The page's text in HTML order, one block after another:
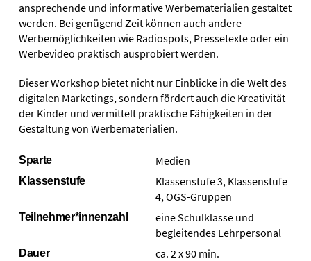
ansprechende und informative Werbematerialien gestaltet
werden. Bei genügend Zeit können auch andere
Werbemöglichkeiten wie Radiospots, Pressetexte oder ein
Werbevideo praktisch ausprobiert werden.
Dieser Workshop bietet nicht nur Einblicke in die Welt des
digitalen Marketings, sondern fördert auch die Kreativität
der Kinder und vermittelt praktische Fähigkeiten in der
Gestaltung von Werbematerialien.
Sparte Medien
Klassenstufe
Klassenstufe 3, Klassenstufe
4, OGS-Gruppen
Teilnehmer*innenzahl
eine Schulklasse und
begleitendes Lehrpersonal
Dauer ca. 2 x 90 min.